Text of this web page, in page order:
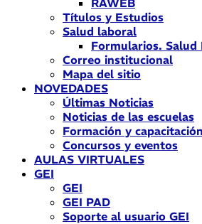
RAWEB
Títulos y Estudios
Salud laboral
Formularios. Salud
Correo institucional
Mapa del sitio
NOVEDADES
Últimas Noticias
Noticias de las escuelas
Formación y capacitación
Concursos y eventos
AULAS VIRTUALES
GEI
GEI
GEI PAD
Soporte al usuario GEI